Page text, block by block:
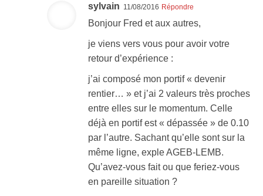
sylvain 11/08/2016 Répondre
Bonjour Fred et aux autres,
je viens vers vous pour avoir votre
retour d’expérience :
j’ai composé mon portif « devenir
rentier… » et j’ai 2 valeurs très proches
entre elles sur le momentum. Celle
déjà en portif est « dépassée » de 0.10
par l’autre. Sachant qu’elle sont sur la
même ligne, exple AGEB-LEMB.
Qu’avez-vous fait ou que feriez-vous
en pareille situation ?